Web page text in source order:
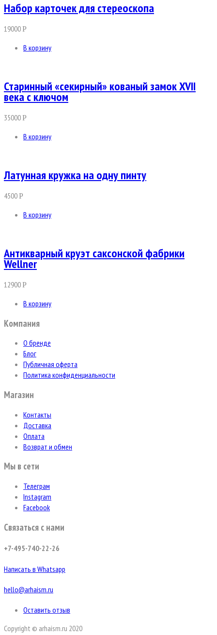
Набор карточек для стереоскопа
19000Р
В корзину
Старинный «секирный» кованый замок XVII
века с ключом
35000Р
В корзину
Латунная кружка на одну пинту
4500Р
В корзину
Антикварный круэт саксонской фабрики
Wellner
12900Р
В корзину
Компания
О бренде
Блог
Публичная оферта
Политика конфиденциальности
Магазин
Контакты
Доставка
Оплата
Возврат и обмен
Мы в сети
Телеграм
Instagram
Facebook
Связаться с нами
+7-495-740-22-26
Написать в Whatsapp
hello@arhaism.ru
Оставить отзыв
Copyright © arhaism.ru 2020